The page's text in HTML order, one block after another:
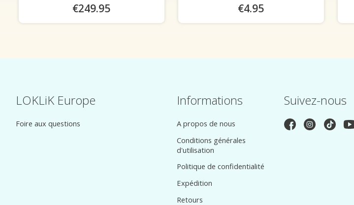
€249.95 €4.95
LOKLiK Europe
Foire aux questions
Informations
A propos de nous
Conditions générales
d'utilisation
Politique de confidentialité
Expédition
Retours
Suivez-nous